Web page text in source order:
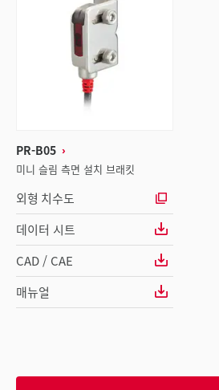
PR-B05
미니 슬림 측면 설치 브래킷
외형 치수도
데이터 시트
CAD / CAE
매뉴얼